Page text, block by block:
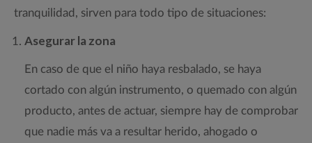
tranquilidad, sirven para todo tipo de situaciones:
Asegurar la zona
En caso de que el niño haya resbalado, se haya
cortado con algún instrumento, o quemado con algún
producto, antes de actuar, siempre hay de comprobar
que nadie más va a resultar herido, ahogado o